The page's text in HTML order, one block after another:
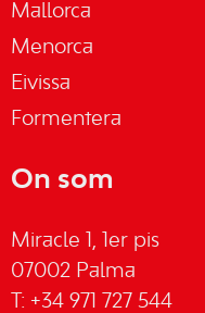
Mallorca
Menorca
Eivissa
Formentera
On som
Miracle 1, 1er pis
07002 Palma
T: +34 971 727 544